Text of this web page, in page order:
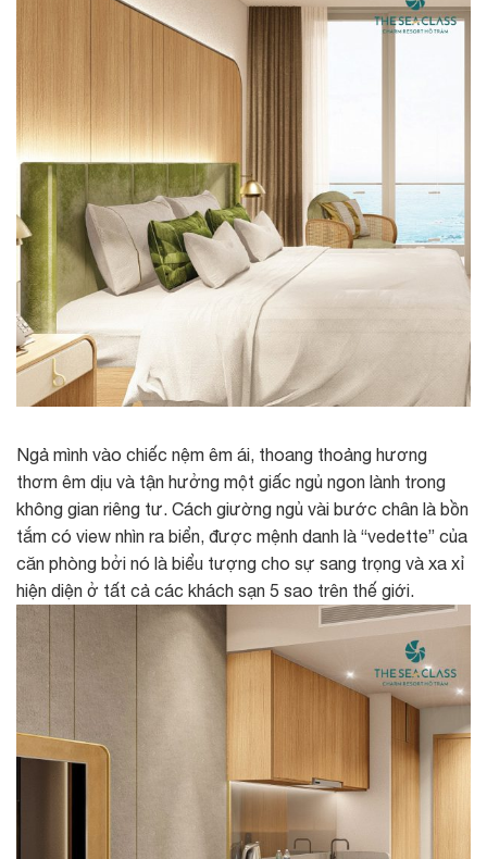
Ngả mình vào chiếc nệm êm ái, thoang thoảng hương
thơm êm dịu và tận hưởng một giấc ngủ ngon lành trong
không gian riêng tư. Cách giường ngủ vài bước chân là bồn
tắm có view nhìn ra biển, được mệnh danh là “vedette” của
căn phòng bởi nó là biểu tượng cho sự sang trọng và xa xỉ
hiện diện ở tất cả các khách sạn 5 sao trên thế giới.